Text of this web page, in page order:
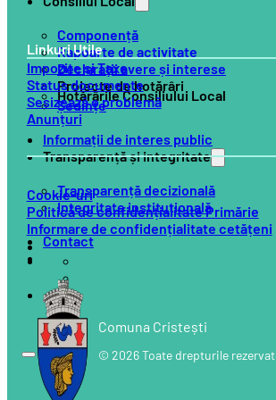
Componență
Rapoarte de activitate
Declarații avere și interese
Proiecte de hotărâri
Hotărârile Consiliului Local
Ședințe
Informații de interes public
Transparență și integritate
Transparență decizională
Integritate instituțională
Contact
Linkuri Utile
Impozite și Taxe
Status documente
Sesizează o problemă
Anunțuri
Comuna Cristești
© 2026 Toate drepturile
Cookie-uri
Politică de confidențialitate Primărie
Informare de confidențialitate cetățeni